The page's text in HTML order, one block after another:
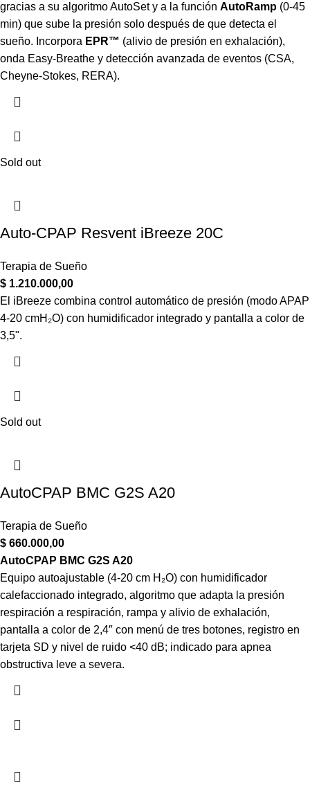
gracias a su algoritmo AutoSet y a la función AutoRamp (0-45
min) que sube la presión solo después de que detecta el
sueño. Incorpora EPR™ (alivio de presión en exhalación),
onda Easy-Breathe y detección avanzada de eventos (CSA,
Cheyne-Stokes, RERA).
Sold out
Auto-CPAP Resvent iBreeze 20C
Terapia de Sueño
$ 1.210.000,00
El iBreeze combina control automático de presión (modo APAP
4-20 cmH₂O) con humidificador integrado y pantalla a color de
3,5ʺ.
Sold out
AutoCPAP BMC G2S A20
Terapia de Sueño
$ 660.000,00
AutoCPAP BMC G2S A20
Equipo autoajustable (4-20 cm H₂O) con humidificador
calefaccionado integrado, algoritmo que adapta la presión
respiración a respiración, rampa y alivio de exhalación,
pantalla a color de 2,4″ con menú de tres botones, registro en
tarjeta SD y nivel de ruido <40 dB; indicado para apnea
obstructiva leve a severa.